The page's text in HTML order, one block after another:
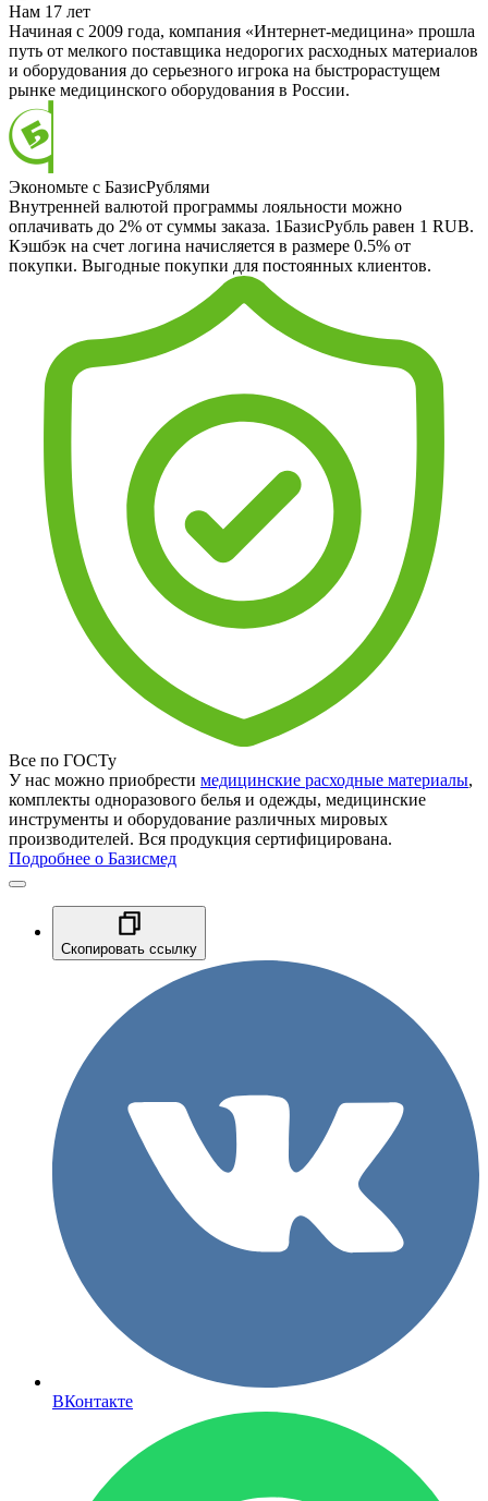
Нам 17 лет
Начиная с 2009 года, компания «Интернет-медицина» прошла
путь от мелкого поставщика недорогих расходных материалов
и оборудования до серьезного игрока на быстрорастущем
рынке медицинского оборудования в России.
Экономьте с БазисРублями
Внутренней валютой программы лояльности можно
оплачивать до 2% от суммы заказа. 1БазисРубль равен 1 RUB.
Кэшбэк на счет логина начисляется в размере 0.5% от
покупки. Выгодные покупки для постоянных клиентов.
Все по ГОСТу
У нас можно приобрести медицинские расходные материалы,
комплекты одноразового белья и одежды, медицинские
инструменты и оборудование различных мировых
производителей. Вся продукция сертифицирована.
Подробнее о Базисмед
Скопировать ссылку
ВКонтакте